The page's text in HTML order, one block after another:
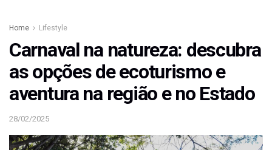
Home Lifestyle
Carnaval na natureza: descubra
as opções de ecoturismo e
aventura na região e no Estado
28/02/2025